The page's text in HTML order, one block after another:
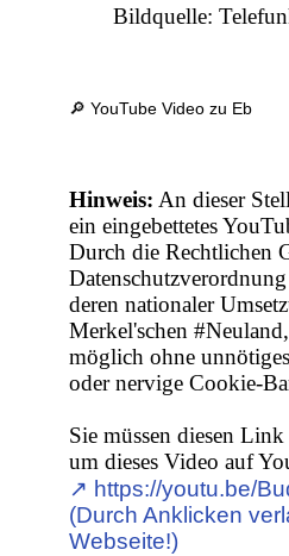
Bildquelle:
🔎 YouTube Video zu Eb
Hinweis: An dieser
ein eingebettetes
Durch die Rechtlichen
deren nationaler
Merkel'schen
möglich ohne
oder nervige Cookie-
Sie müssen diesen
um dieses Video auf
↗︎ https://youtu.be/
(Durch Anklicken
Webseite!)